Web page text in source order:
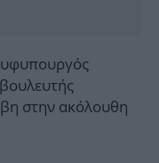
υφυπουργός
στην ακόλουθη